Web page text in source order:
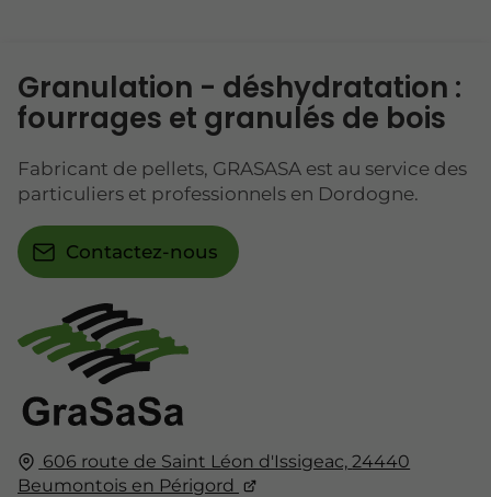
606 route de Saint Léon d'Issigeac, 24440
Beumontois en Périgord
Granulation - déshydratation :
fourrages et granulés de bois
Fabricant de pellets, GRASASA est au service des
particuliers et professionnels en Dordogne.
Contactez-nous